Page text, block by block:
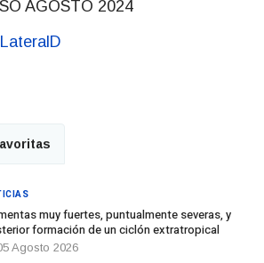
muy fuertes, puntualmente severas, y
formación de un ciclón extratropical
Agosto 2026